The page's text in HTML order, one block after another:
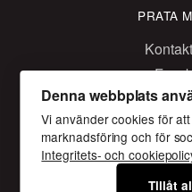
PRATA
Denna webbplats
Vi använder cookies för
marknadsföring och för
Integritets- och
Tillåt